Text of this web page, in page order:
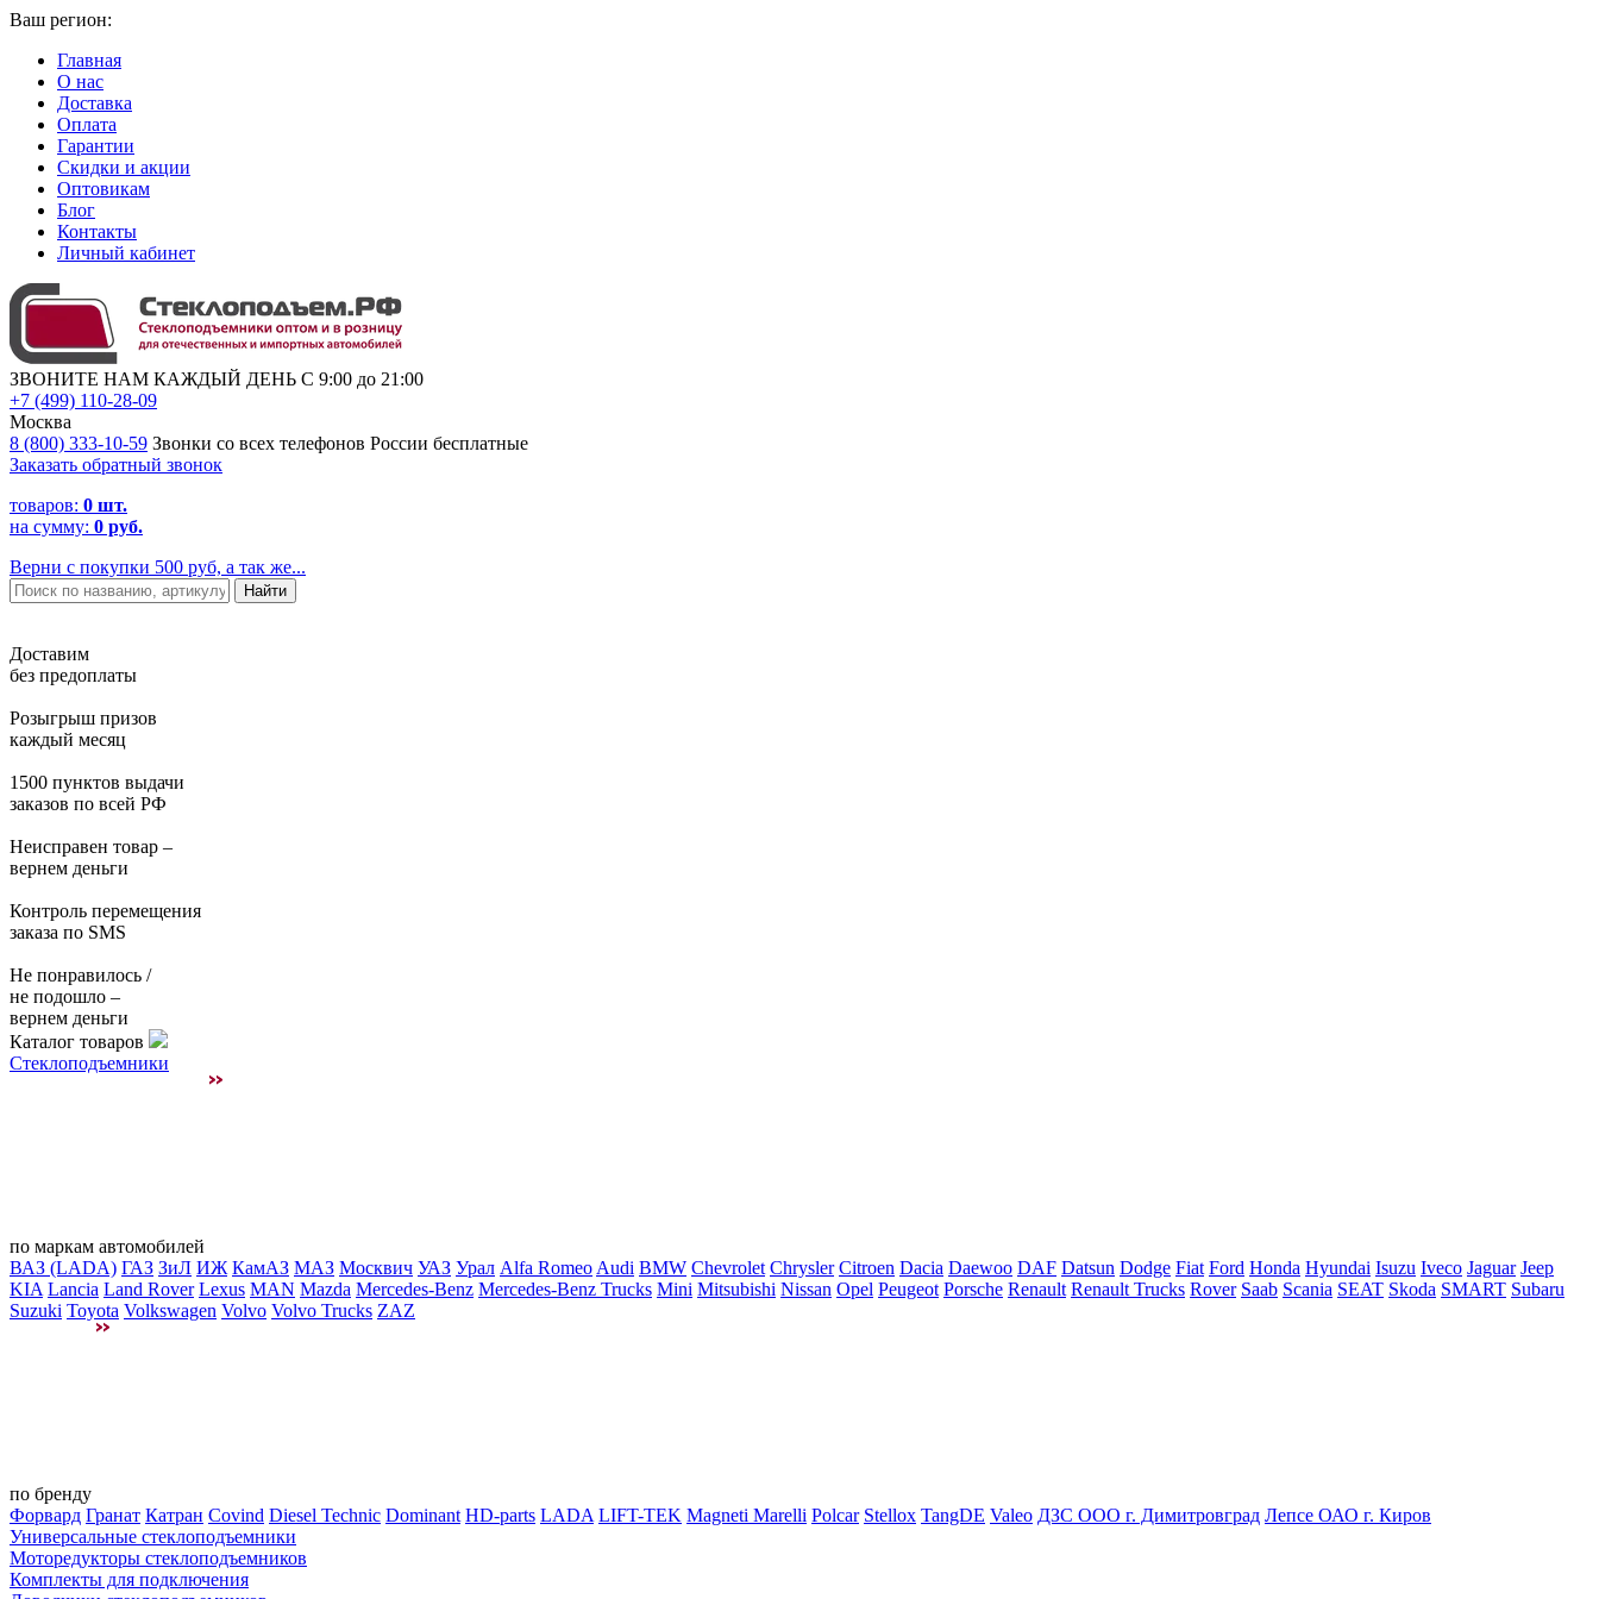
Ваш регион:
Главная
О нас
Доставка
Оплата
Гарантии
Скидки и акции
Оптовикам
Блог
Контакты
Личный кабинет
ЗВОНИТЕ НАМ КАЖДЫЙ ДЕНЬ С 9:00 до 21:00
+7 (499) 110-28-09
Москва
8 (800) 333-10-59 Звонки со всех телефонов России бесплатные
Заказать обратный звонок
товаров: 0 шт.
на сумму: 0 руб.
Верни с покупки 500 руб, а так же...
Доставим
без предоплаты
Розыгрыш призов
каждый месяц
1500 пунктов выдачи
заказов по всей РФ
Неисправен товар –
вернем деньги
Контроль перемещения
заказа по SMS
Не понравилось /
не подошло –
вернем деньги
Каталог товаров
Стеклоподъемники
по маркам автомобилей
ВАЗ (LADA) ГАЗ ЗиЛ ИЖ КамАЗ МАЗ Москвич УАЗ Урал Alfa Romeo Audi BMW Chevrolet Chrysler Citroen Dacia Daewoo DAF Datsun Dodge Fiat Ford Honda Hyundai Isuzu Iveco Jaguar Jeep
KIA Lancia Land Rover Lexus MAN Mazda Mercedes-Benz Mercedes-Benz Trucks Mini Mitsubishi Nissan Opel Peugeot Porsche Renault Renault Trucks Rover Saab Scania SEAT Skoda SMART Subaru
Suzuki Toyota Volkswagen Volvo Volvo Trucks ZAZ
по бренду
Форвард Гранат Катран Covind Diesel Technic Dominant HD-parts LADA LIFT-TEK Magneti Marelli Polcar Stellox TangDE Valeo ДЗС ООО г. Димитровград Лепсе ОАО г. Киров
Универсальные стеклоподъемники
Моторедукторы стеклоподъемников
Комплекты для подключения